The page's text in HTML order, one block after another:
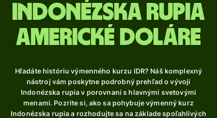
Indonézska rupia
americké doláre
Hľadáte históriu výmenného kurzu IDR? Náš komplexný
nástroj vám poskytne podrobný prehľad o vývoji
Indonézska rupia v porovnaní s hlavnými svetovými
menami. Pozrite si, ako sa pohybuje výmenný kurz
Indonézska rupia a rozhodujte sa na základe spoľahlivých